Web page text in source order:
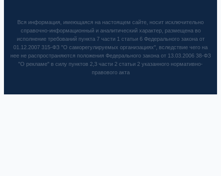
Вся информация, имеющаяся на настоящем сайте, носит исключительно
справочно-информационный и аналитический характер, размещена во
исполнение требований пункта 7 части 1 статьи 6 Федерального закона от
01.12.2007 315-ФЗ "О саморегулируемых организациях", вследствие чего на
нее не распространяются положения Федерального закона от 13.03.2006 38-ФЗ
"О рекламе" в силу пунктов 2,3 части 2 статьи 2 указанного нормативно-
правового акта